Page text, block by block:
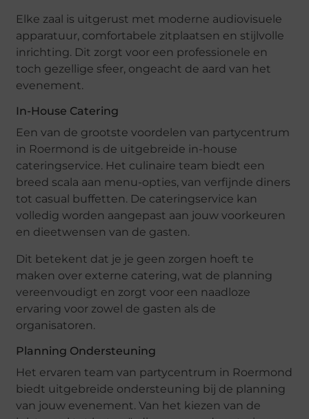
Elke zaal is uitgerust met moderne audiovisuele
apparatuur, comfortabele zitplaatsen en stijlvolle
inrichting. Dit zorgt voor een professionele en
toch gezellige sfeer, ongeacht de aard van het
evenement.
In-House Catering
Een van de grootste voordelen van partycentrum
in Roermond is de uitgebreide in-house
cateringservice. Het culinaire team biedt een
breed scala aan menu-opties, van verfijnde diners
tot casual buffetten. De cateringservice kan
volledig worden aangepast aan jouw voorkeuren
en dieetwensen van de gasten.
Dit betekent dat je je geen zorgen hoeft te
maken over externe catering, wat de planning
vereenvoudigt en zorgt voor een naadloze
ervaring voor zowel de gasten als de
organisatoren.
Planning Ondersteuning
Het ervaren team van partycentrum in Roermond
biedt uitgebreide ondersteuning bij de planning
van jouw evenement. Van het kiezen van de